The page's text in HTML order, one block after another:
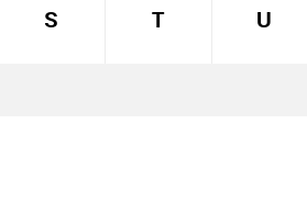
S T U